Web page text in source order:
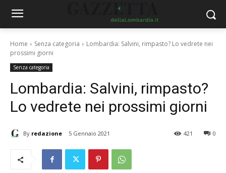
Home Senza categoria
Lombardia: Salvini, rimpasto? Lo vedrete nei
prossimi giorni
Senza categoria
Lombardia: Salvini, rimpasto?
Lo vedrete nei prossimi giorni
By redazione 5 Gennaio 2021 0
421